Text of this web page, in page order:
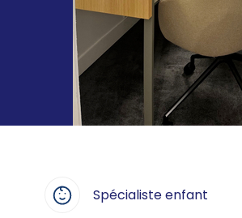
Spécialiste enfant